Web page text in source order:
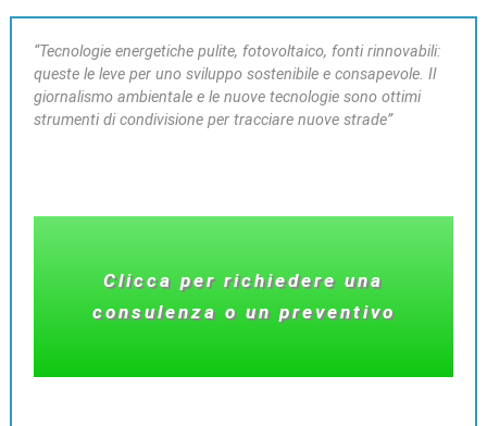
“Tecnologie energetiche pulite, fotovoltaico, fonti rinnovabili:
queste le leve per uno sviluppo sostenibile e consapevole. Il
giornalismo ambientale e le nuove tecnologie sono ottimi
strumenti di condivisione per tracciare nuove strade”
Clicca per richiedere una
consulenza o un preventivo